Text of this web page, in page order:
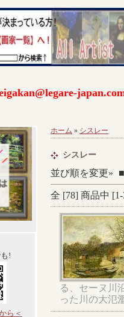
!
ら＜
ホーム » シスレー
シスレー
並び順を変更» ■
全 [78] 商品中 [1-
る、セーヌ川
った川の大氾